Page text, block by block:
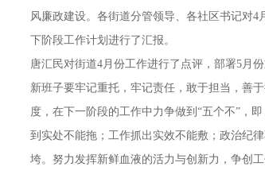
风廉政建设。各街道分管领导、各社区书记对4
下阶段工作计划进行了汇报。
唐汇民对街道4月份工作进行了点评，部署5月
新班子要牢记重托，牢记责任，敢于担当，善
度，在下一阶段的工作中力争做到“五个不”，
到实处不能拖；工作抓出实效不能敷；政治纪
垮。努力发挥新鲜血液的活力与创新力，争创工